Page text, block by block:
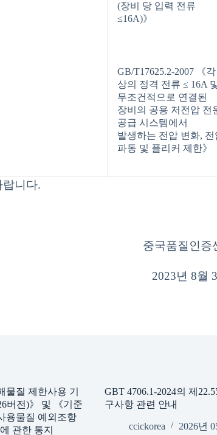
(장비 당 입력 전류
≤16A)》
GB/T17625.2-2007 《각
상의 정격 전류 ≤ 16A
무조건적으로 연결된
장비의 공용 저전압 전
공급 시스템에서
발생하는 전압 변화, 전
파동 및 플리커 제한》
니다.
중국품질인증
2023년 8월
물질 제한사용 기
버전)》 및 《기준
용물질 예외조항
관한 통지
GBT 4706.1-2024의 제
구사항 관련 안내
ccickorea
2026년